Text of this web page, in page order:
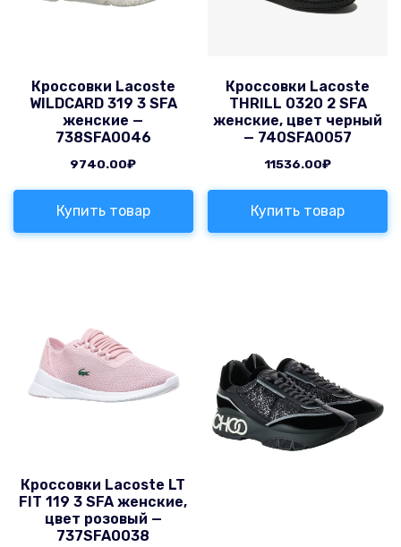
Кроссовки Lacoste
WILDCARD 319 3 SFA
женские —
738SFA0046
9740.00₽
Купить товар
Кроссовки Lacoste
THRILL 0320 2 SFA
женские, цвет черный
— 740SFA0057
11536.00₽
Купить товар
Кроссовки Lacoste LT
FIT 119 3 SFA женские,
цвет розовый —
737SFA0038